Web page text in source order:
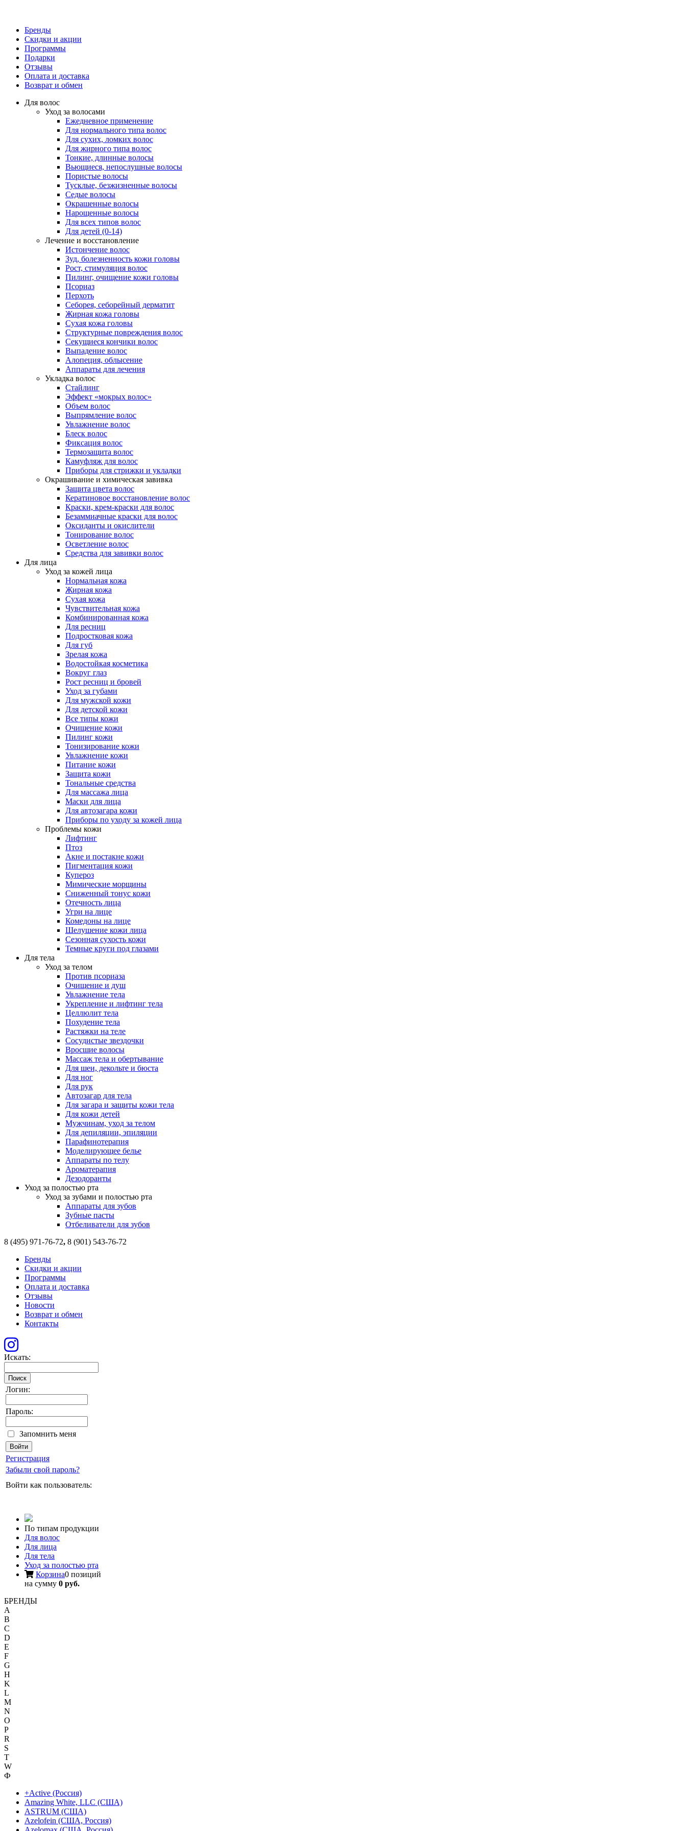
Бренды
Скидки и акции
Программы
Подарки
Отзывы
Оплата и доставка
Возврат и обмен
Для волос
Уход за волосами
Ежедневное применение
Для нормального типа волос
Для сухих, ломких волос
Для жирного типа волос
Тонкие, длинные волосы
Вьющиеся, непослушные волосы
Пористые волосы
Тусклые, безжизненные волосы
Седые волосы
Окрашенные волосы
Нарощенные волосы
Для всех типов волос
Для детей (0-14)
Лечение и восстановление
Истончение волос
Зуд, болезненность кожи головы
Рост, стимуляция волос
Пилинг, очищение кожи головы
Псориаз
Перхоть
Себорея, себорейный дерматит
Жирная кожа головы
Сухая кожа головы
Структурные повреждения волос
Секущиеся кончики волос
Выпадение волос
Алопеция, облысение
Аппараты для лечения
Укладка волос
Стайлинг
Эффект «мокрых волос»
Объем волос
Выпрямление волос
Увлажнение волос
Блеск волос
Фиксация волос
Термозащита волос
Камуфляж для волос
Приборы для стрижки и укладки
Окрашивание и химическая завивка
Защита цвета волос
Кератиновое восстановление волос
Краски, крем-краски для волос
Безаммиачные краски для волос
Оксиданты и окислители
Тонирование волос
Осветление волос
Средства для завивки волос
Для лица
Уход за кожей лица
Нормальная кожа
Жирная кожа
Сухая кожа
Чувствительная кожа
Комбинированная кожа
Для ресниц
Подростковая кожа
Для губ
Зрелая кожа
Водостойкая косметика
Вокруг глаз
Рост ресниц и бровей
Уход за губами
Для мужской кожи
Для детской кожи
Все типы кожи
Очищение кожи
Пилинг кожи
Тонизирование кожи
Увлажнение кожи
Питание кожи
Защита кожи
Тональные средства
Для массажа лица
Маски для лица
Для автозагара кожи
Приборы по уходу за кожей лица
Проблемы кожи
Лифтинг
Птоз
Акне и постакне кожи
Пигментация кожи
Купероз
Мимические морщины
Сниженный тонус кожи
Отечность лица
Угри на лице
Комедоны на лице
Шелушение кожи лица
Сезонная сухость кожи
Темные круги под глазами
Для тела
Уход за телом
Против псориаза
Очищение и душ
Увлажнение тела
Укрепление и лифтинг тела
Целлюлит тела
Похудение тела
Растяжки на теле
Сосудистые звездочки
Вросшие волосы
Массаж тела и обертывание
Для шеи, декольте и бюста
Для ног
Для рук
Автозагар для тела
Для загара и защиты кожи тела
Для кожи детей
Мужчинам, уход за телом
Для депиляции, эпиляции
Парафинотерапия
Моделирующее белье
Аппараты по телу
Ароматерапия
Дезодоранты
Уход за полостью рта
Уход за зубами и полостью рта
Аппараты для зубов
Зубные пасты
Отбеливатели для зубов
8 (495) 971-76-72, 8 (901) 543-76-72
Бренды
Скидки и акции
Программы
Оплата и доставка
Отзывы
Новости
Возврат и обмен
Контакты
Искать:
Поиск
Логин:
Пароль:
Запомнить меня
Регистрация
Забыли свой пароль?
Войти как пользователь:
По типам продукции
Для волос
Для лица
Для тела
Уход за полостью рта
Корзина0 позиций
на сумму 0 руб.
БРЕНДЫ
A
B
C
D
E
F
G
H
K
L
M
N
O
P
R
S
T
W
Ф
+Active (Россия)
Amazing White, LLC (США)
ASTRUM (США)
Azelofein (США, Россия)